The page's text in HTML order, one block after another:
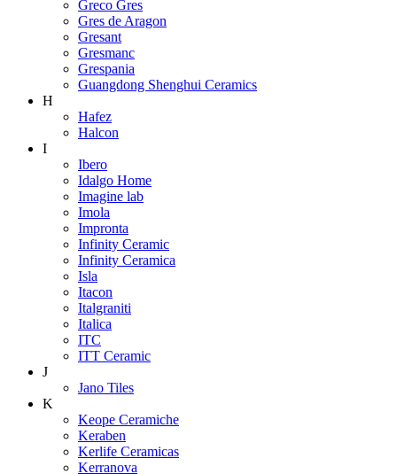
Greco Gres
Gres de Aragon
Gresant
Gresmanc
Grespania
Guangdong Shenghui Ceramics
H
Hafez
Halcon
I
Ibero
Idalgo Home
Imagine lab
Imola
Impronta
Infinity Ceramic
Infinity Ceramica
Isla
Itacon
Italgraniti
Italica
ITC
ITT Ceramic
J
Jano Tiles
K
Keope Ceramiche
Keraben
Kerlife Ceramicas
Kerranova